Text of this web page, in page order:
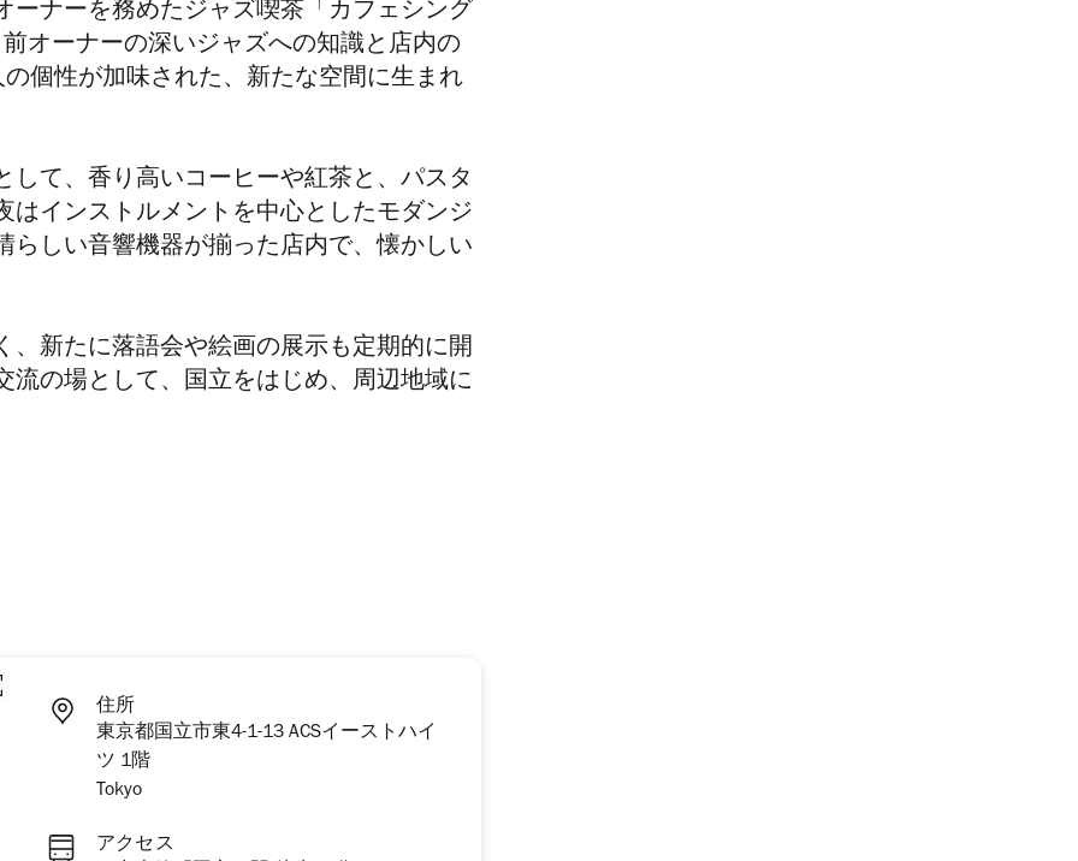
ナーを務めたジャズ喫茶「カフェシング
オーナーの深いジャズへの知識と店内の
個性が加味された、新たな空間に生まれ
て、香り高いコーヒーや紅茶と、パスタ
はインストルメントを中心としたモダンジ
らしい音響機器が揃った店内で、懐かしい
、新たに落語会や絵画の展示も定期的に開
流の場として、国立をはじめ、周辺地域に
住所
東京都国立市東4-1-13 ACSイーストハイ
ツ 1階
Tokyo
アクセス